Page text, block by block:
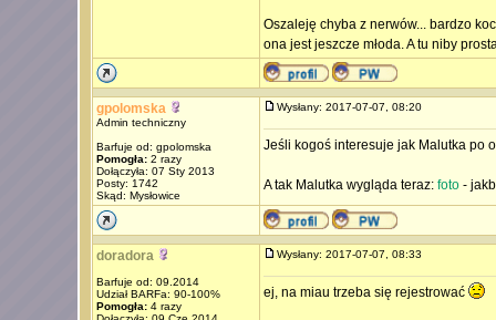
Oszaleję chyba z nerwów... bardzo
ona jest jeszcze młoda. A tu niby
gpolomska
Admin techniczny
Barfuje od: gpolomska
Pomogła:2 razy
Dołączyła: 07 Sty 2013
Posty: 1742
Skąd: Mysłowice
Wysłany: 2017-07-07, 08:20
Jeśli kogoś interesuje jak Malutka po
A tak Malutka wygląda teraz: foto-
doradora
Barfuje od: 09.2014
Udział BARFa: 90-100%
Pomogła:4 razy
Wysłany: 2017-07-07, 08:33
ej, na miau trzeba się rejestrować